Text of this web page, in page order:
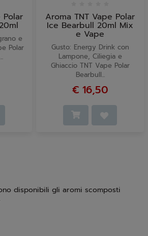
Polar
e
Polar
Aroma TNT Vape Polar
Ice Bearbull 20ml Mix
e Vape
Gusto: Energy Drink con
Lampone, Ciliegia e
Ghiaccio TNT Vape Polar
Bearbull...
€ 16,50
disponibili gli aromi scomposti